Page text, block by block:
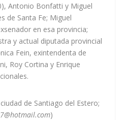
Antonio Bonfatti y Miguel
de Santa Fe; Miguel
en esa provincia;
y actual diputada provincial
Fein, exintendenta de
Roy Cortina y Enrique
de Santiago del Estero;
)